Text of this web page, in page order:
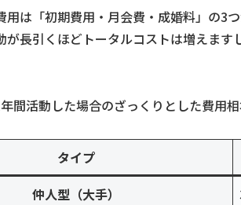
用は「初期費用・月会費・成婚料」の3
が長引くほどトータルコストは増えま
間活動した場合のざっくりとした費用相
タイプ
仲人型（大手）